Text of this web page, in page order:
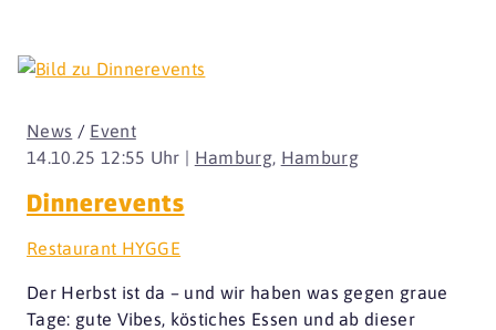
14.10.25 12:55 Uhr | Hamburg, Hamburg
News / Event
Dinnerevents
Restaurant HYGGE
Der Herbst ist da – und wir haben was gegen graue
Tage: gute Vibes, köstiches Essen und ab dieser